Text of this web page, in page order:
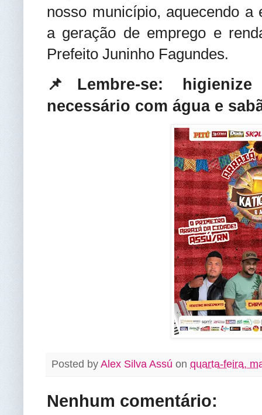
nosso município, aquecendo a
a geração de emprego e
Prefeito Juninho Fagundes.
📌Lembre-se:
necessário com água e
Posted by Alex Silva Assú on quarta-feira,
Nenhum comentário: